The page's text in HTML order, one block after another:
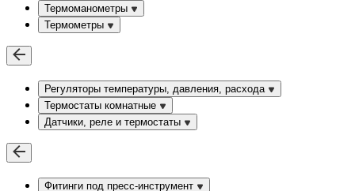
Термоманометры
Термометры
Регуляторы температуры, давления, расхода
Термостаты комнатные
Датчики, реле и термостаты
Фитинги под пресс-инструмент